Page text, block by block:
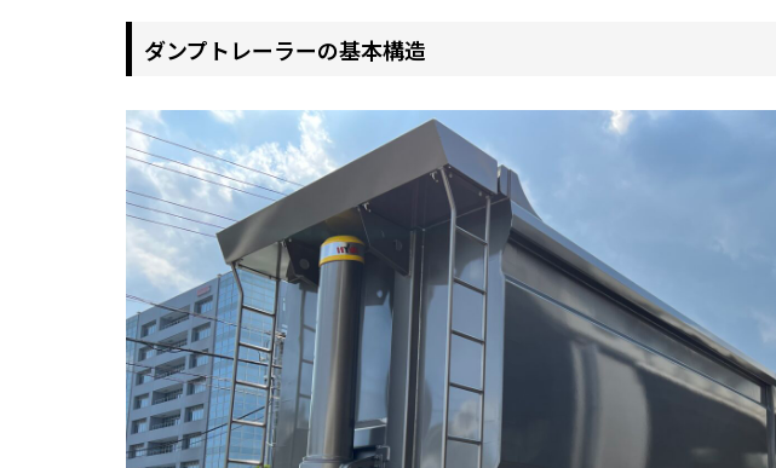
ダンプトレーラーの基本構造